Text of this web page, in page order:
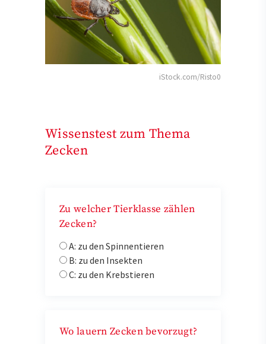
iStock.com/Risto0
Wissenstest zum Thema
Zecken
Zu welcher Tierklasse zählen
Zecken?
A: zu den Spinnentieren
B: zu den Insekten
C: zu den Krebstieren
Wo lauern Zecken bevorzugt?